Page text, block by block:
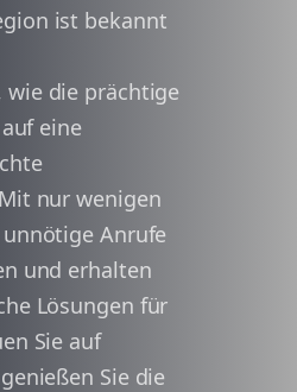
ist bekannt
wie die prächtige
eine
nur wenigen
Anrufe
und erhalten
Lösungen für
Sie auf
Sie die